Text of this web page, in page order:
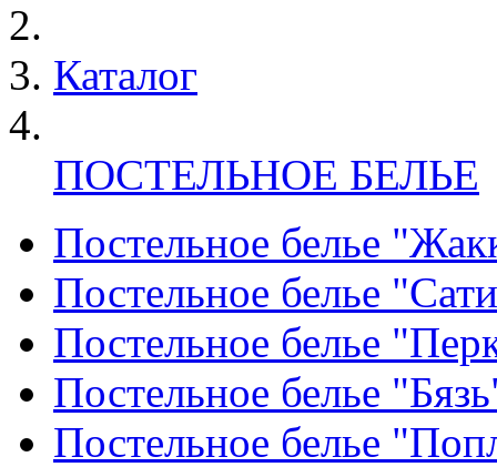
Каталог
ПОСТЕЛЬНОЕ БЕЛЬЕ
Постельное белье
Постельное белье
Постельное белье
Постельное белье
Постельное белье